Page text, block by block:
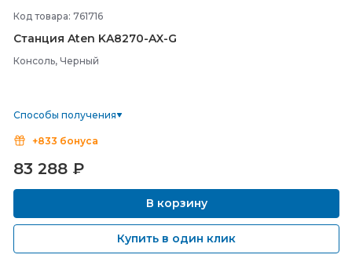
Код товара: 761716
Станция Aten KA8270-AX-G
Консоль, Черный
Способы получения
+833 бонуса
83 288 ₽
В корзину
Купить в один клик